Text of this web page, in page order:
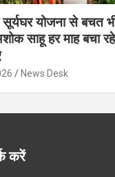
सूर्यघर योजना से बचत
साहू हर माह बचा रहे
News Desk
करें